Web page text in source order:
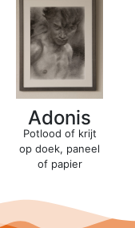
Adonis
Potlood of krijt
op doek, paneel
of papier